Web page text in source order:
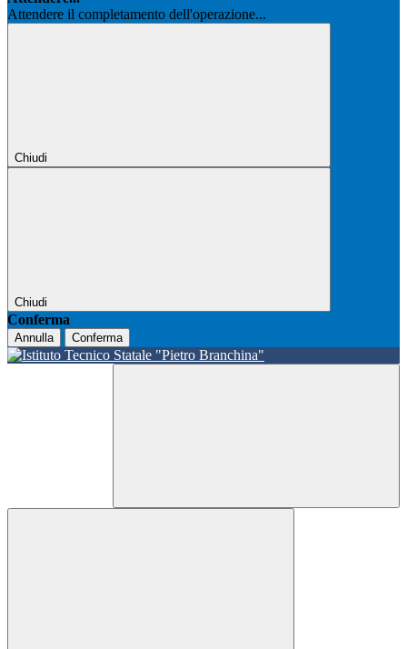
Attendere il completamento dell'operazione...
Chiudi
Chiudi
Conferma
Annulla Conferma